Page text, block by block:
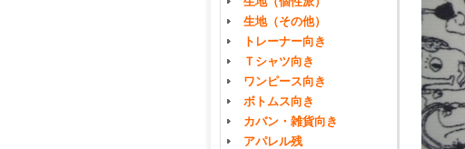
生地（その他）
トレーナー向き
Ｔシャツ向き
ワンピース向き
ボトムス向き
カバン・雑貨向き
アパレル残